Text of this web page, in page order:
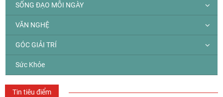
SỐNG ĐẠO MỖI NGÀY
VĂN NGHỆ
GÓC GIẢI TRÍ
Sức Khỏe
Tin tiêu điểm